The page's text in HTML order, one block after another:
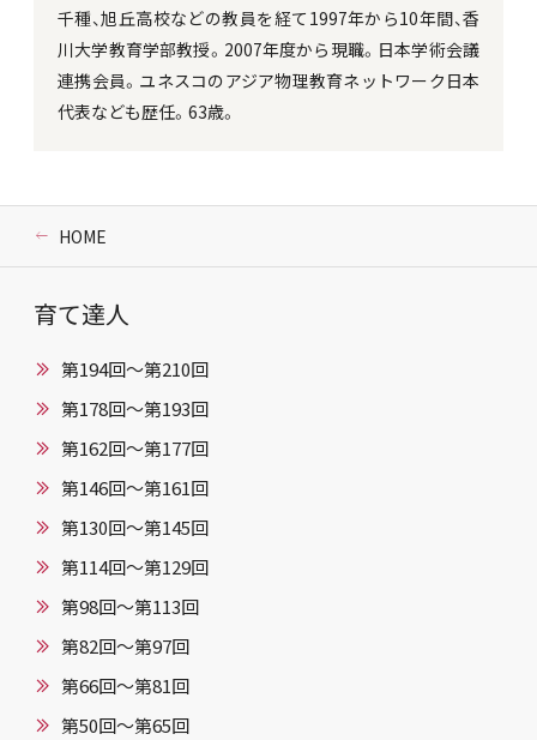
千種、旭丘高校などの教員を経て1997年から10年間、香
川大学教育学部教授。2007年度から現職。日本学術会議
連携会員。ユネスコのアジア物理教育ネットワーク日本
代表なども歴任。63歳。
HOME
育て達人
第194回～第210回
第178回～第193回
第162回～第177回
第146回〜第161回
第130回〜第145回
第114回〜第129回
第98回〜第113回
第82回〜第97回
第66回〜第81回
第50回〜第65回